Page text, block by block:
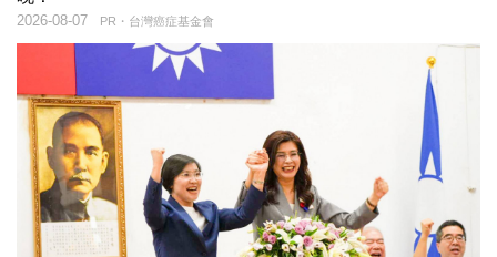
PR・台灣癌症基金會
2026-08-07